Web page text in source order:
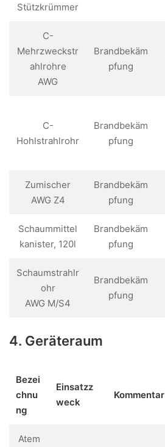
Stützkrümmer
C-
Mehrzweckstr
ahlrohre
AWG
Brandbekäm
pfung
C-
Hohlstrahlrohr
Brandbekäm
pfung
Zumischer
AWG Z4
Brandbekäm
pfung
Schaummittel
kanister, 120l
Brandbekäm
pfung
Schaumstrahlr
ohr
AWG M/S4
Brandbekäm
pfung
4. Geräteraum
Bezei
chnu
ng
Einsatzz
weck
Kommentar
Atem